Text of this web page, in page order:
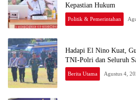
Kepastian Hukum
Politik & Pemerintahan
Hadapi El Nino Kuat,
TNI-Polri dan Seluruh
Berita Utama Agustus 4,